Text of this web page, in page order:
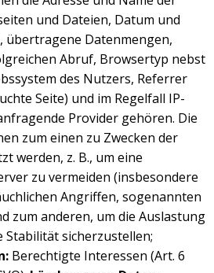
und Dateien, Datum und
übertragene Datenmengen,
Abruf, Browsertyp nebst
des Nutzers, Referrer
Seite) und im Regelfall IP-
Provider gehören. Die
zum einen zu Zwecken der
werden, z. B., um eine
zu vermeiden (insbesondere
Angriffen, sogenannten
zum anderen, um die Auslastung
Stabilität sicherzustellen;
Berechtigte Interessen (Art. 6